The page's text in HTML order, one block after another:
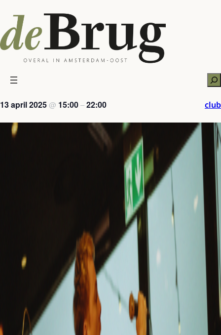
naar
de
inhoud
13 april 2025@ 15:00–22:00 club